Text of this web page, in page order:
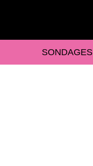
SONDAGES